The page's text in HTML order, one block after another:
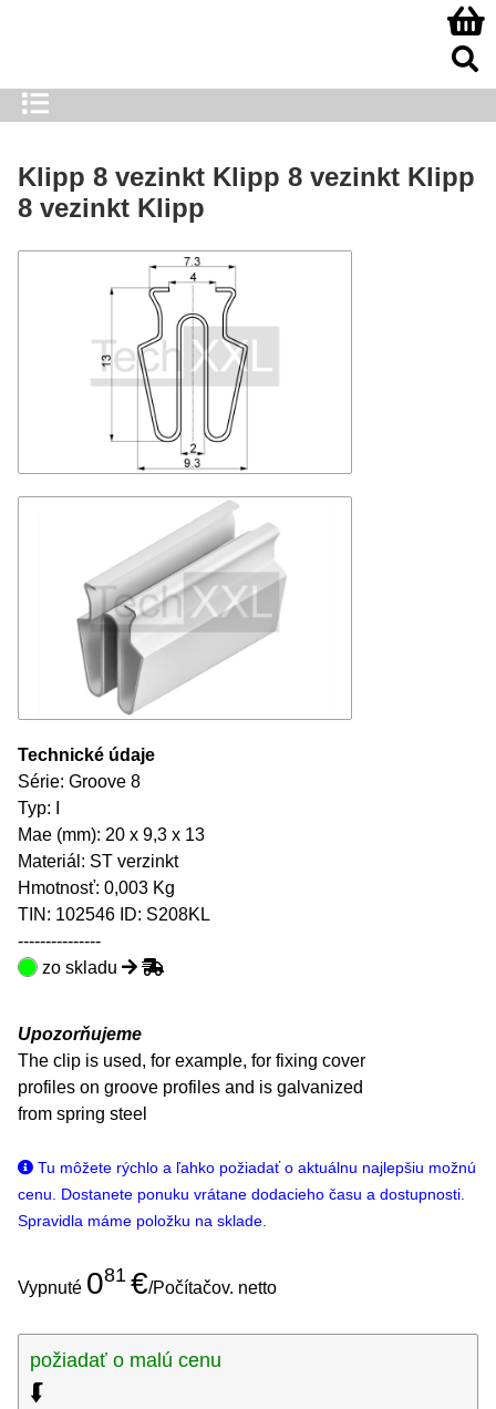
Klipp 8 vezinkt Klipp 8 vezinkt Klipp
8 vezinkt Klipp
Technické údaje
Série: Groove 8
Typ: I
Mae (mm): 20 x 9,3 x 13
Materiál: ST verzinkt
Hmotnosť: 0,003 Kg
TIN: 102546 ID: S208KL
---------------
zo skladu
Upozorňujeme
The clip is used, for example, for fixing cover
profiles on groove profiles and is galvanized
from spring steel
Tu môžete rýchlo a ľahko požiadať o aktuálnu najlepšiu možnú
cenu. Dostanete ponuku vrátane dodacieho času a dostupnosti.
Spravidla máme položku na sklade.
Vypnuté 081 €/Počítačov. netto
požiadať o malú cenu
⮮